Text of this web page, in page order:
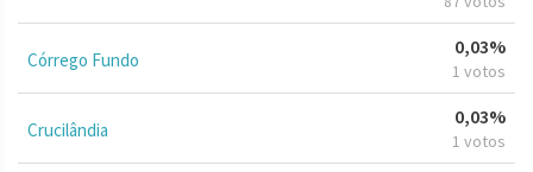
Córrego Fundo
0,03%
1 votos
Crucilândia
0,03%
1 votos